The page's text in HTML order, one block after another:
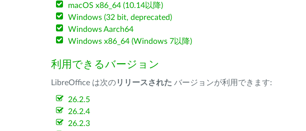
macOS x86_64 (10.14以降)
Windows (32 bit, deprecated)
Windows Aarch64
Windows x86_64 (Windows 7以降)
利用できるバージョン
LibreOffice は次のリリースされた バージョンが利用できます:
26.2.5
26.2.4
26.2.3